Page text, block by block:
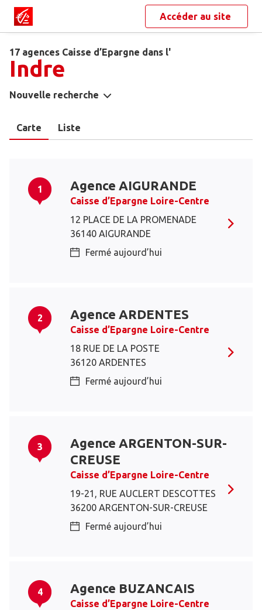
Accéder au site
17 agences Caisse d’Epargne dans l'
Indre
Nouvelle recherche
Carte Liste
1 Agence AIGURANDE
Caisse d’Epargne Loire-Centre
12 PLACE DE LA PROMENADE
36140 AIGURANDE
Fermé aujourd’hui
2 Agence ARDENTES
Caisse d’Epargne Loire-Centre
18 RUE DE LA POSTE
36120 ARDENTES
Fermé aujourd’hui
3
Agence ARGENTON-SUR-
CREUSE
Caisse d’Epargne Loire-Centre
19-21, RUE AUCLERT DESCOTTES
36200 ARGENTON-SUR-CREUSE
Fermé aujourd’hui
4 Agence BUZANCAIS
Caisse d’Epargne Loire-Centre